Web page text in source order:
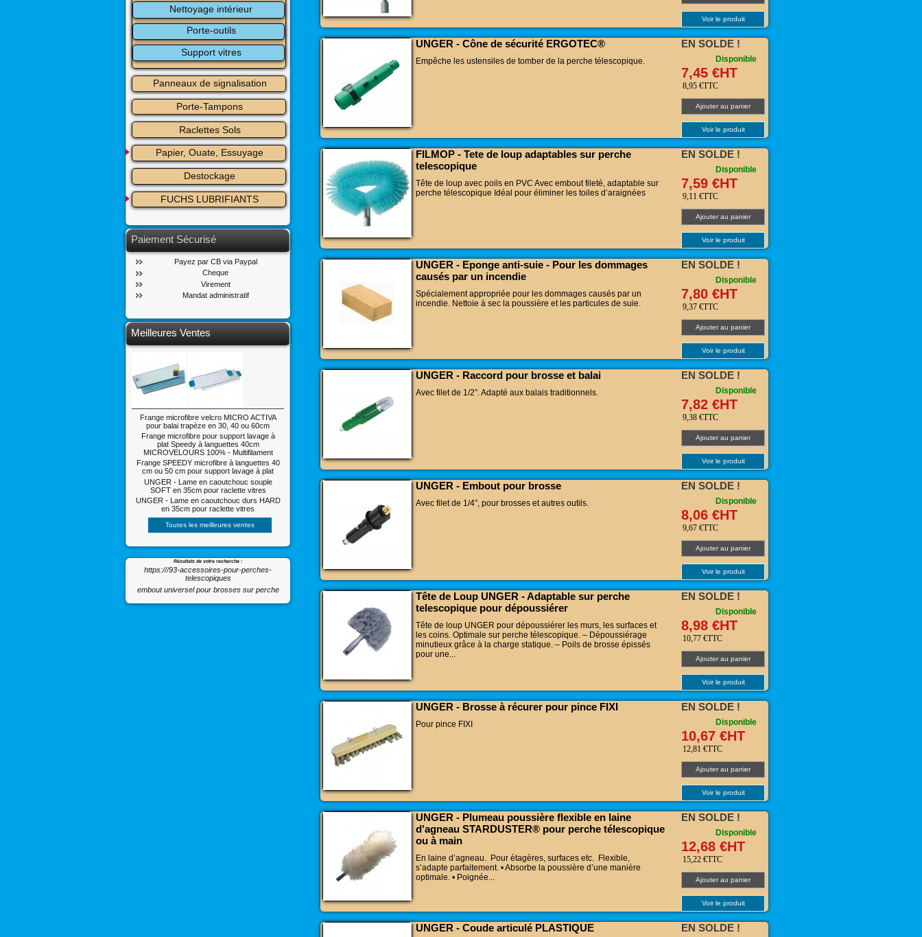
Nettoyage intérieur
Porte-outils
Support vitres
Panneaux de signalisation
Porte-Tampons
Raclettes Sols
Papier, Ouate, Essuyage
Destockage
FUCHS LUBRIFIANTS
Paiement Sécurisé
Payez par CB via Paypal
Cheque
Virement
Mandat administratif
Meilleures Ventes
Frange microfibre velcro MICRO ACTIVA
pour balai trapèze en 30, 40 ou 60cm
Frange microfibre pour support lavage à
plat Speedy à languettes 40cm
MICROVELOURS 100% - Multifilament
Frange SPEEDY microfibre à languettes 40
cm ou 50 cm pour support lavage à plat
UNGER - Lame en caoutchouc souple
SOFT en 35cm pour raclette vitres
UNGER - Lame en caoutchouc durs HARD
en 35cm pour raclette vitres
Toutes les meilleures ventes
Résultats de votre recherche :
https:///93-accessoires-pour-perches-
telescopiques
embout universel pour brosses sur perche
Voir le produit
UNGER - Cône de sécurité ERGOTEC®
Empêche les ustensiles de tomber de la perche télescopique.
EN SOLDE !
Disponible
7,45 €HT
8,95 €TTC
Ajouter au panier
Voir le produit
FILMOP - Tete de loup adaptables sur perche
telescopique
Tête de loup avec poils en PVC Avec embout fileté, adaptable sur
perche télescopique Idéal pour éliminer les toiles d’araignées
EN SOLDE !
Disponible
7,59 €HT
9,11 €TTC
Ajouter au panier
Voir le produit
UNGER - Eponge anti-suie - Pour les dommages
causés par un incendie
Spécialement appropriée pour les dommages causés par un
incendie. Nettoie à sec la poussière et les particules de suie.
EN SOLDE !
Disponible
7,80 €HT
9,37 €TTC
Ajouter au panier
Voir le produit
UNGER - Raccord pour brosse et balai
Avec filet de 1/2”. Adapté aux balais traditionnels.
EN SOLDE !
Disponible
7,82 €HT
9,38 €TTC
Ajouter au panier
Voir le produit
UNGER - Embout pour brosse
Avec filet de 1/4”, pour brosses et autres outils.
EN SOLDE !
Disponible
8,06 €HT
9,67 €TTC
Ajouter au panier
Voir le produit
Tête de Loup UNGER - Adaptable sur perche
telescopique pour dépoussiérer
Tête de loup UNGER pour dépoussiérer les murs, les surfaces et
les coins. Optimale sur perche télescopique. – Dépoussiérage
minutieux grâce à la charge statique. – Poils de brosse épissés
pour une...
EN SOLDE !
Disponible
8,98 €HT
10,77 €TTC
Ajouter au panier
Voir le produit
UNGER - Brosse à récurer pour pince FIXI
Pour pince FIXI
EN SOLDE !
Disponible
10,67 €HT
12,81 €TTC
Ajouter au panier
Voir le produit
UNGER - Plumeau poussière flexible en laine
d'agneau STARDUSTER® pour perche télescopique
ou à main
En laine d’agneau. Pour étagères, surfaces etc. Flexible,
s’adapte parfaitement. • Absorbe la poussière d’une manière
optimale. • Poignée...
EN SOLDE !
Disponible
12,68 €HT
15,22 €TTC
Ajouter au panier
Voir le produit
UNGER - Coude articulé PLASTIQUE EN SOLDE !